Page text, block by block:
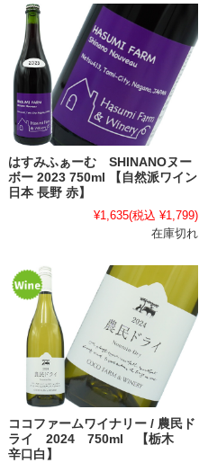
はすみふぁーむ SHINANOヌー
ボー 2023 750ml 【自然派ワイン
日本 長野 赤】
¥1,635(税込 ¥1,799)
在庫切れ
ココファームワイナリー / 農民ド
ライ 2024 750ml 【栃木
辛口白】